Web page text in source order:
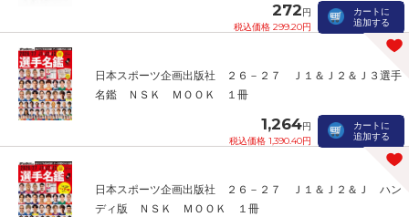
272円
税込価格 299.20円
カートに
追加する
日本スポーツ企画出版社 ２６－２７ Ｊ１＆Ｊ２＆Ｊ３選手
名鑑 ＮＳＫ ＭＯＯＫ １冊
1,264円
税込価格 1,390.40円
カートに
追加する
日本スポーツ企画出版社 ２６－２７ Ｊ１＆Ｊ２＆Ｊ ハン
ディ版 ＮＳＫ ＭＯＯＫ １冊